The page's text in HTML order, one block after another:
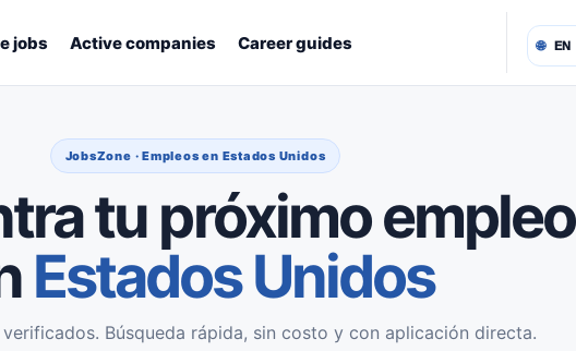
jobs Active companies Career guides 🌐
JobsZone · Empleos en Estados Unidos
tu próximo empleo
Estados Unidos
Búsqueda rápida, sin costo y con aplicación directa.